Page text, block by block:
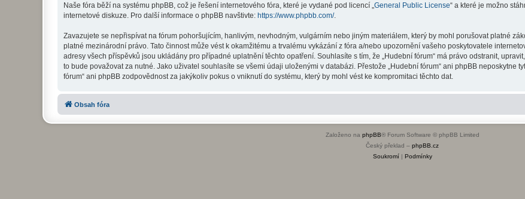
Naše fóra běží na systému phpBB, což je řešení internetového fóra, které je vydané pod licencí „ General Public License“ a které je možno
internetové diskuze. Pro další informace o phpBB navštivte: https://www.phpbb.com/.
Zavazujete se nepřispívat na fórum pohoršujícím, hanlivým, nevhodným, vulgárním nebo jiným materiálem, který by mohl porušovat platné
platné mezinárodní právo. Tato činnost může vést k okamžitému a trvalému vykázání z fóra a/nebo upozornění vašeho poskytovatele
adresy všech příspěvků jsou ukládány pro případné uplatnění těchto opatření. Souhlasíte s tím, že „Hudební fórum“ má právo odstranit,
to bude považovat za nutné. Jako uživatel souhlasíte se všemi údaji uloženými v databázi. Přestože „Hudební fórum“ ani phpBB neposkytne
fórum“ ani phpBB zodpovědnost za jakýkoliv pokus o vniknutí do systému, který by mohl vést ke kompromitaci těchto dat.
Obsah fóra
Založeno na phpBB® Forum Software © phpBB Limited
Český překlad – phpBB.cz
Soukromí| Podmínky